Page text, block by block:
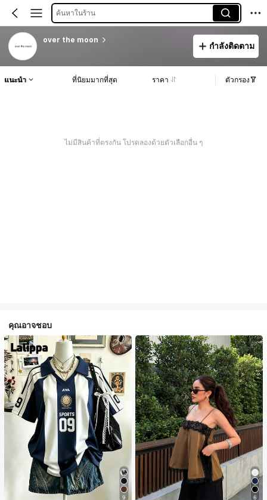
ค้นหาในร้าน
over the moon
กำลังติดตาม
แนะนำ ที่นิยมมากที่สุด ราคา ตัวกรอง
ไม่มีสินค้าที่ตรงกัน โปรดลองด้วยตัวเลือกอื่น ๆ
คุณอาจชอบ
9 6
#1 ขายดี
ใน สีกากี เสื้อสตรี เสื้อเบลาส์ & Tee